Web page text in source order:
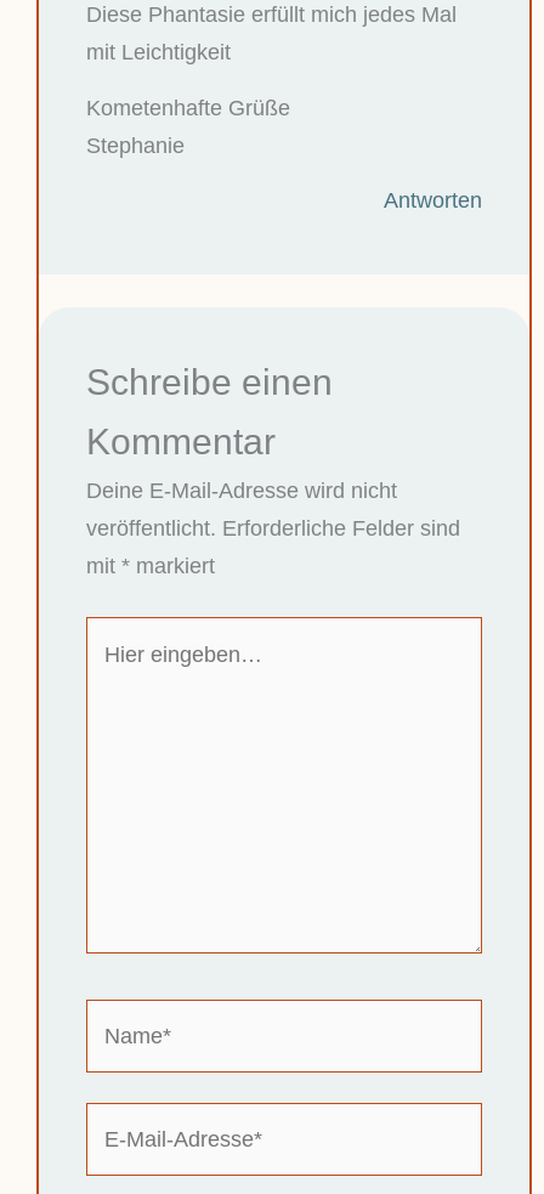
Diese Phantasie erfüllt mich jedes Mal
mit Leichtigkeit
Kometenhafte Grüße
Stephanie
Antworten
Schreibe einen
Kommentar
Deine E-Mail-Adresse wird nicht
veröffentlicht. Erforderliche Felder sind
mit *markiert
eingeben…